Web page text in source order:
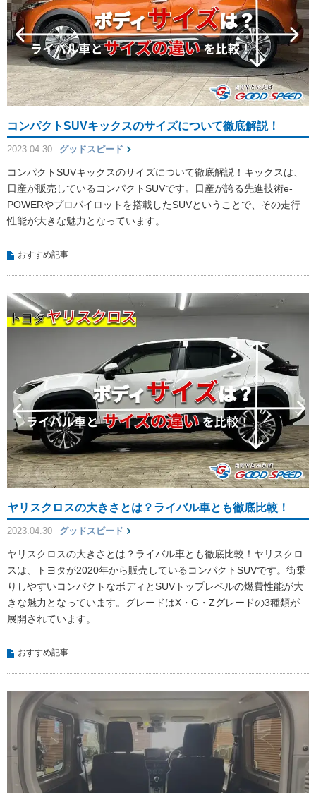
コンパクトSUVキックスのサイズについて徹底解説！
2023.04.30 グッドスピード
コンパクトSUVキックスのサイズについて徹底解説！キックスは、
日産が販売しているコンパクトSUVです。日産が誇る先進技術e-
POWERやプロパイロットを搭載したSUVということで、その走行
性能が大きな魅力となっています。
おすすめ記事
ヤリスクロスの大きさとは？ライバル車とも徹底比較！
2023.04.30 グッドスピード
ヤリスクロスの大きさとは？ライバル車とも徹底比較！ヤリスクロ
スは、トヨタが2020年から販売しているコンパクトSUVです。街乗
りしやすいコンパクトなボディとSUVトップレベルの燃費性能が大
きな魅力となっています。グレードはX・G・Zグレードの3種類が
展開されています。
おすすめ記事